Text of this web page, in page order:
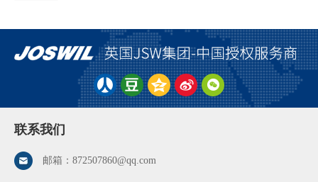
能不计成本的去开发和制造产品，但如果是国内比较
好的品牌，外观和工艺的差距其实已经比较小了。
02材质及受力效果目前进口品牌的化学锚栓也基本都
国产化，包括原材料也多半是国产的，如果锚栓的材
质使用得当，国产化学锚栓的受力和进口化学锚栓不
多厂家都会做各种的行业认证及报告，
联系我们
邮箱： 872507860@qq.com